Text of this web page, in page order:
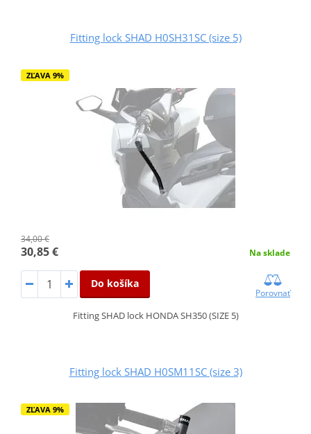
Fitting lock SHAD H0SH31SC (size 5)
ZĽAVA 9%
34,00 €
30,85 € Na sklade
Do košíka
Porovnať
Fitting SHAD lock HONDA SH350 (SIZE 5)
Fitting lock SHAD H0SM11SC (size 3)
ZĽAVA 9%